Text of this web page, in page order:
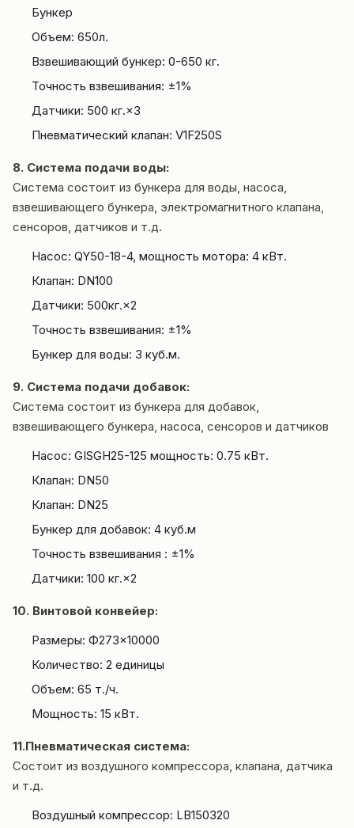
Бункер
Объем: 650л.
Взвешивающий бункер: 0-650 кг.
Точность взвешивания: ±1%
Датчики: 500 кг.×3
Пневматический клапан: V1F250S
8. Система подачи воды:
Система состоит из бункера для воды, насоса,
взвешивающего бункера, электромагнитного клапана,
сенсоров, датчиков и т.д.
Насос: QY50-18-4, мощность мотора: 4 кВт.
Клапан: DN100
Датчики: 500кг.×2
Точность взвешивания: ±1%
Бункер для воды: 3 куб.м.
9. Система подачи добавок:
Система состоит из бункера для добавок,
взвешивающего бункера, насоса, сенсоров и датчиков
Насос: GISGH25-125 мощность: 0.75 кВт.
Клапан: DN50
Клапан: DN25
Бункер для добавок: 4 куб.м
Точность взвешивания : ±1%
Датчики: 100 кг.×2
10. Винтовой конвейер:
Размеры: Ф273×10000
Количество: 2 единицы
Объем: 65 т./ч.
Мощность: 15 кВт.
11.Пневматическая система:
Состоит из воздушного компрессора, клапана, датчика
и т.д.
Воздушный компрессор: LB150320